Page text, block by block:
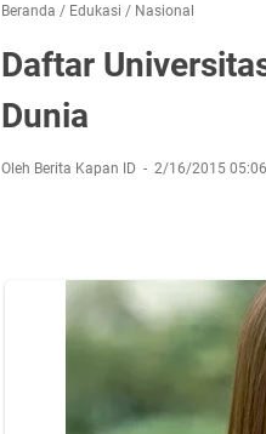
Beranda / Edukasi / Nasional
Daftar
Dunia
Oleh Berita Kapan ID 2/16/2015